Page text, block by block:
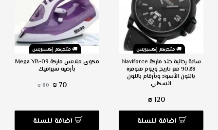
متجركم إكسبريس
ساعة رجالية جلد ماركة Naviforce
9028 مع تاريخ ويوم متوفرة
باللون الأسود وبأرقام باللون
السكني
120 ₪
اضافة للسلة
متجركم إكسبريس
مكوى ملابس ماركة Mega YB-09
بأرضية سيراميك
70 ₪
80 ₪
اضافة للسلة